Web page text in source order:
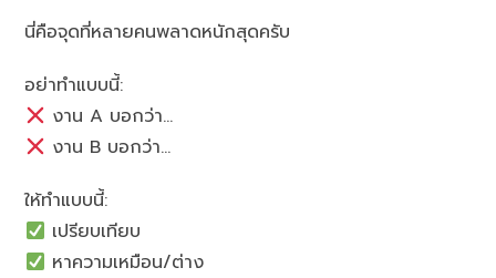
นี่คือจุดที่หลายคนพลาดหนักสุดครับ
อย่าทำแบบนี้:
งาน A บอกว่า…
งาน B บอกว่า…
ให้ทำแบบนี้:
เปรียบเทียบ
หาความเหมือน/ต่าง